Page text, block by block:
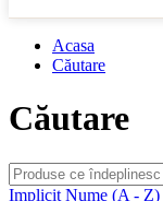
Acasa
Căutare
Căutare
Implicit Nume (A - Z)